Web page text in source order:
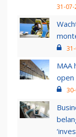
31-07-
MAA
open